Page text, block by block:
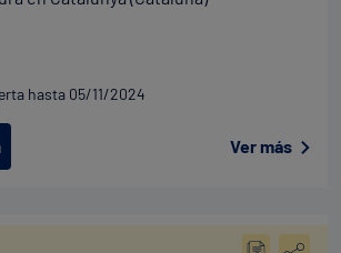
hasta 05/11/2024
Ver más